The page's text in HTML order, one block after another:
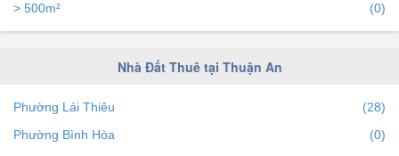
> 500m²
(0)
Nhà Đất Thuê tại Thuận An
Phường Lái Thiêu
(28)
Phường Bình Hòa
(0)